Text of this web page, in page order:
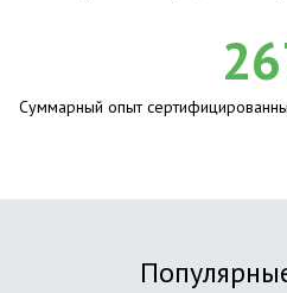
Суммарный опыт